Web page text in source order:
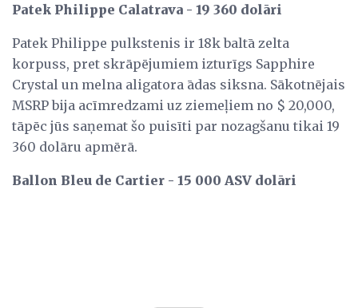
Patek Philippe Calatrava - 19 360 dolāri
Patek Philippe pulkstenis ir 18k baltā zelta
korpuss, pret skrāpējumiem izturīgs Sapphire
Crystal un melna aligatora ādas siksna. Sākotnējais
MSRP bija acīmredzami uz ziemeļiem no $ 20,000,
tāpēc jūs saņemat šo puisīti par nozagšanu tikai 19
360 dolāru apmērā.
Ballon Bleu de Cartier - 15 000 ASV dolāri